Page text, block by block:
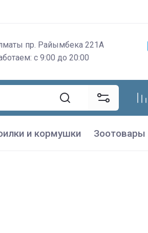
пр. Райымбека 221А
с 9:00 до 20:00
и кормушки Зоотовары